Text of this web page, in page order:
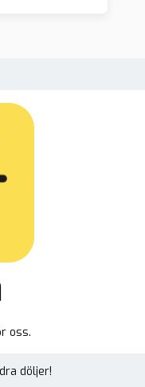
oss.
döljer!